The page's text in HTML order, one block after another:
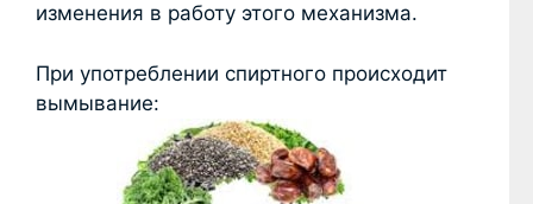
изменения в работу этого механизма.
При употреблении спиртного происходит
вымывание: